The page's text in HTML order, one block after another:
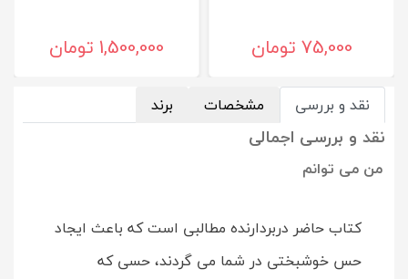
75,000 تومان 1,500,000 تومان
نقد و بررسی مشخصات برند
نقد و بررسی اجمالی
من می توانم
کتاب حاضر دربردارنده مطالبی است که باعث ایجاد
حس خوشبختی در شما می گردند، حسی که